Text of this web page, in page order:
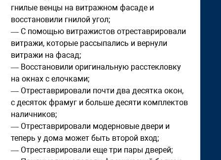
гнилые венцы на витражном фасаде и
восстановили гнилой угол;
— С помощью витражистов отреставрировали
витражи, которые рассыпались и вернули
витражи на фасад;
— Восстановили оригинальную расстекловку
на окнах с елочками;
— Отреставрировали почти два десятка окон,
с десяток фрамуг и больше десяти комплектов
наличников;
— Отреставрировали модерновые двери и
теперь у дома может быть второй вход;
— Отреставрировали еще три пары дверей;